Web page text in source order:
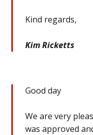
Kind regards,
Kim Ricketts
Good day
We are very
was approved